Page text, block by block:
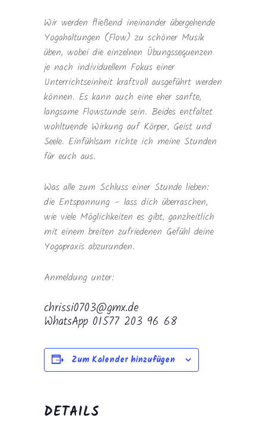
Wir werden fließend ineinander übergehende
Yogahaltungen (Flow) zu schöner Musik
üben, wobei die einzelnen Übungssequenzen
je nach individuellem Fokus einer
Unterrichtseinheit kraftvoll ausgeführt werden
können. Es kann auch eine eher sanfte,
langsame Flowstunde sein. Beides entfaltet
wohltuende Wirkung auf Körper, Geist und
Seele. Einfühlsam richte ich meine Stunden
für euch aus.
Was alle zum Schluss einer Stunde lieben:
die Entspannung – lass dich überraschen,
wie viele Möglichkeiten es gibt, ganzheitlich
mit einem breiten zufriedenen Gefühl deine
Yogapraxis abzurunden.
Anmeldung unter:
chrissi0703@gmx.de
WhatsApp 01577 203 96 68
Zum Kalender hinzufügen
DETAILS